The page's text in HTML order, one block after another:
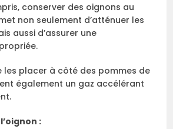
conserver des oignons au
non seulement d’atténuer les
aussi d’assurer une
les placer à côté des pommes de
également un gaz accélérant
: